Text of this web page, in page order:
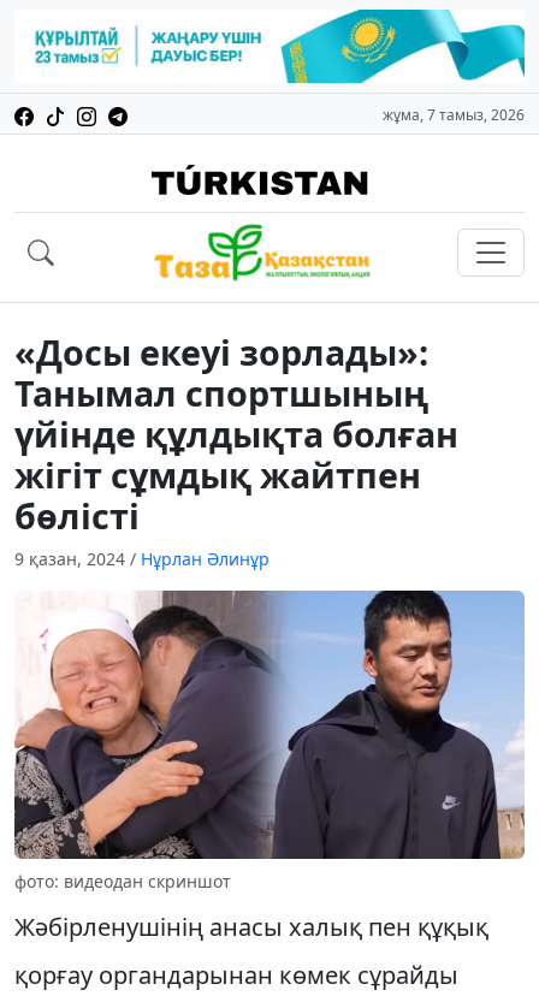
жұма, 7 тамыз, 2026
«Досы екеуі зорлады»:
Танымал спортшының
үйінде құлдықта болған
жігіт сұмдық жайтпен
бөлісті
9 қазан, 2024 / Нұрлан Әлинұр
фото: видеодан скриншот
Жәбірленушінің анасы халық пен құқық
қорғау органдарынан көмек сұрайды